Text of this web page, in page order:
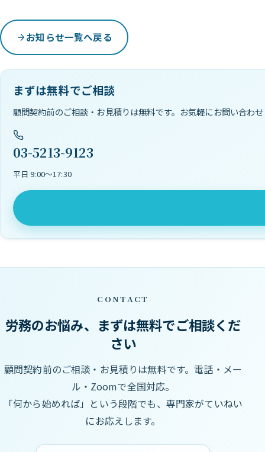
お知らせ一覧へ戻る
まずは無料でご相談
顧問契約前のご相談・お見積りは無料です。お気軽にお問い合わ
03-5213-9123
平日 9:00〜17:30
CONTACT
労務のお悩み、まずは無料でご相談くだ
さい
顧問契約前のご相談・お見積りは無料です。電話・メー
ル・Zoomで全国対応。
「何から始めれば」という段階でも、専門家がていねい
にお応えします。